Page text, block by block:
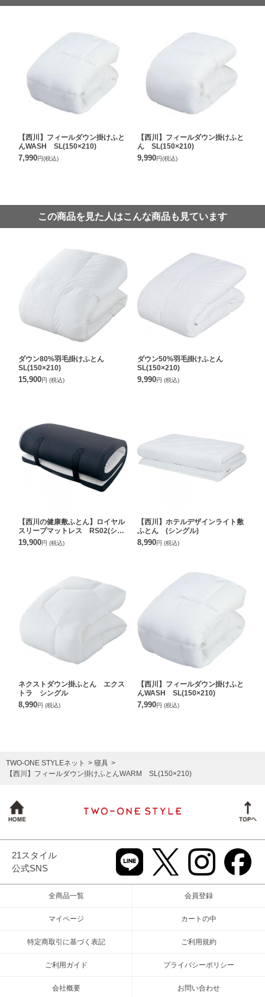
【西川】フィールダウン掛けふと
んWASH SL(150×210)
7,990円(税込)
【西川】フィールダウン掛けふと
ん SL(150×210)
9,990円(税込)
この商品を見た人はこんな商品も見ています
ダウン80%羽毛掛けふとん
SL(150×210)
15,900円 (税込)
ダウン50%羽毛掛けふとん
SL(150×210)
9,990円 (税込)
【西川の健康敷ふとん】ロイヤル
スリープマットレス RS02(シン
グル)
19,900円 (税込)
【西川】ホテルデザインライト敷
ふとん (シングル)
8,990円 (税込)
ネクストダウン掛ふとん エクス
トラ シングル
8,990円 (税込)
【西川】フィールダウン掛けふと
んWASH SL(150×210)
7,990円 (税込)
TWO-ONE STYLEネット
寝具
【西川】フィールダウン掛けふとんWARM SL(150×210)
21スタイル
公式SNS
全商品一覧 会員登録
マイページ カートの中
特定商取引に基づく表記 ご利用規約
ご利用ガイド プライバシーポリシー
会社概要 お問い合わせ